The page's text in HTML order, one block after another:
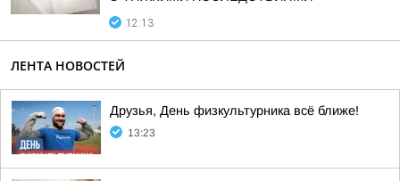
12:13
ЛЕНТА НОВОСТЕЙ
Друзья, День физкультурника всё ближе!
13:23